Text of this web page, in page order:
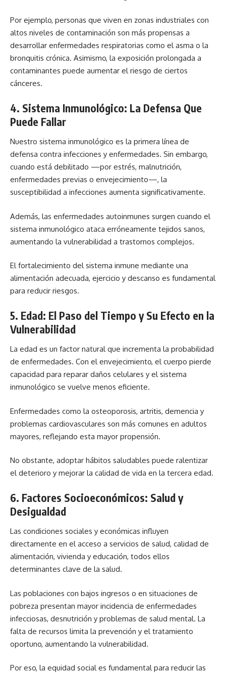
Por ejemplo, personas que viven en zonas industriales con
altos niveles de contaminación son más propensas a
desarrollar enfermedades respiratorias como el asma o la
bronquitis crónica. Asimismo, la exposición prolongada a
contaminantes puede aumentar el riesgo de ciertos
cánceres.
4. Sistema Inmunológico: La Defensa Que
Puede Fallar
Nuestro sistema inmunológico es la primera línea de
defensa contra infecciones y enfermedades. Sin embargo,
cuando está debilitado —por estrés, malnutrición,
enfermedades previas o envejecimiento—, la
susceptibilidad a infecciones aumenta significativamente.
Además, las enfermedades autoinmunes surgen cuando el
sistema inmunológico ataca erróneamente tejidos sanos,
aumentando la vulnerabilidad a trastornos complejos.
El fortalecimiento del sistema inmune mediante una
alimentación adecuada, ejercicio y descanso es fundamental
para reducir riesgos.
5. Edad: El Paso del Tiempo y Su Efecto en la
Vulnerabilidad
La edad es un factor natural que incrementa la probabilidad
de enfermedades. Con el envejecimiento, el cuerpo pierde
capacidad para reparar daños celulares y el sistema
inmunológico se vuelve menos eficiente.
Enfermedades como la osteoporosis, artritis, demencia y
problemas cardiovasculares son más comunes en adultos
mayores, reflejando esta mayor propensión.
No obstante, adoptar hábitos saludables puede ralentizar
el deterioro y mejorar la calidad de vida en la tercera edad.
6. Factores Socioeconómicos: Salud y
Desigualdad
Las condiciones sociales y económicas influyen
directamente en el acceso a servicios de salud, calidad de
alimentación, vivienda y educación, todos ellos
determinantes clave de la salud.
Las poblaciones con bajos ingresos o en situaciones de
pobreza presentan mayor incidencia de enfermedades
infecciosas, desnutrición y problemas de salud mental. La
falta de recursos limita la prevención y el tratamiento
oportuno, aumentando la vulnerabilidad.
Por eso, la equidad social es fundamental para reducir las